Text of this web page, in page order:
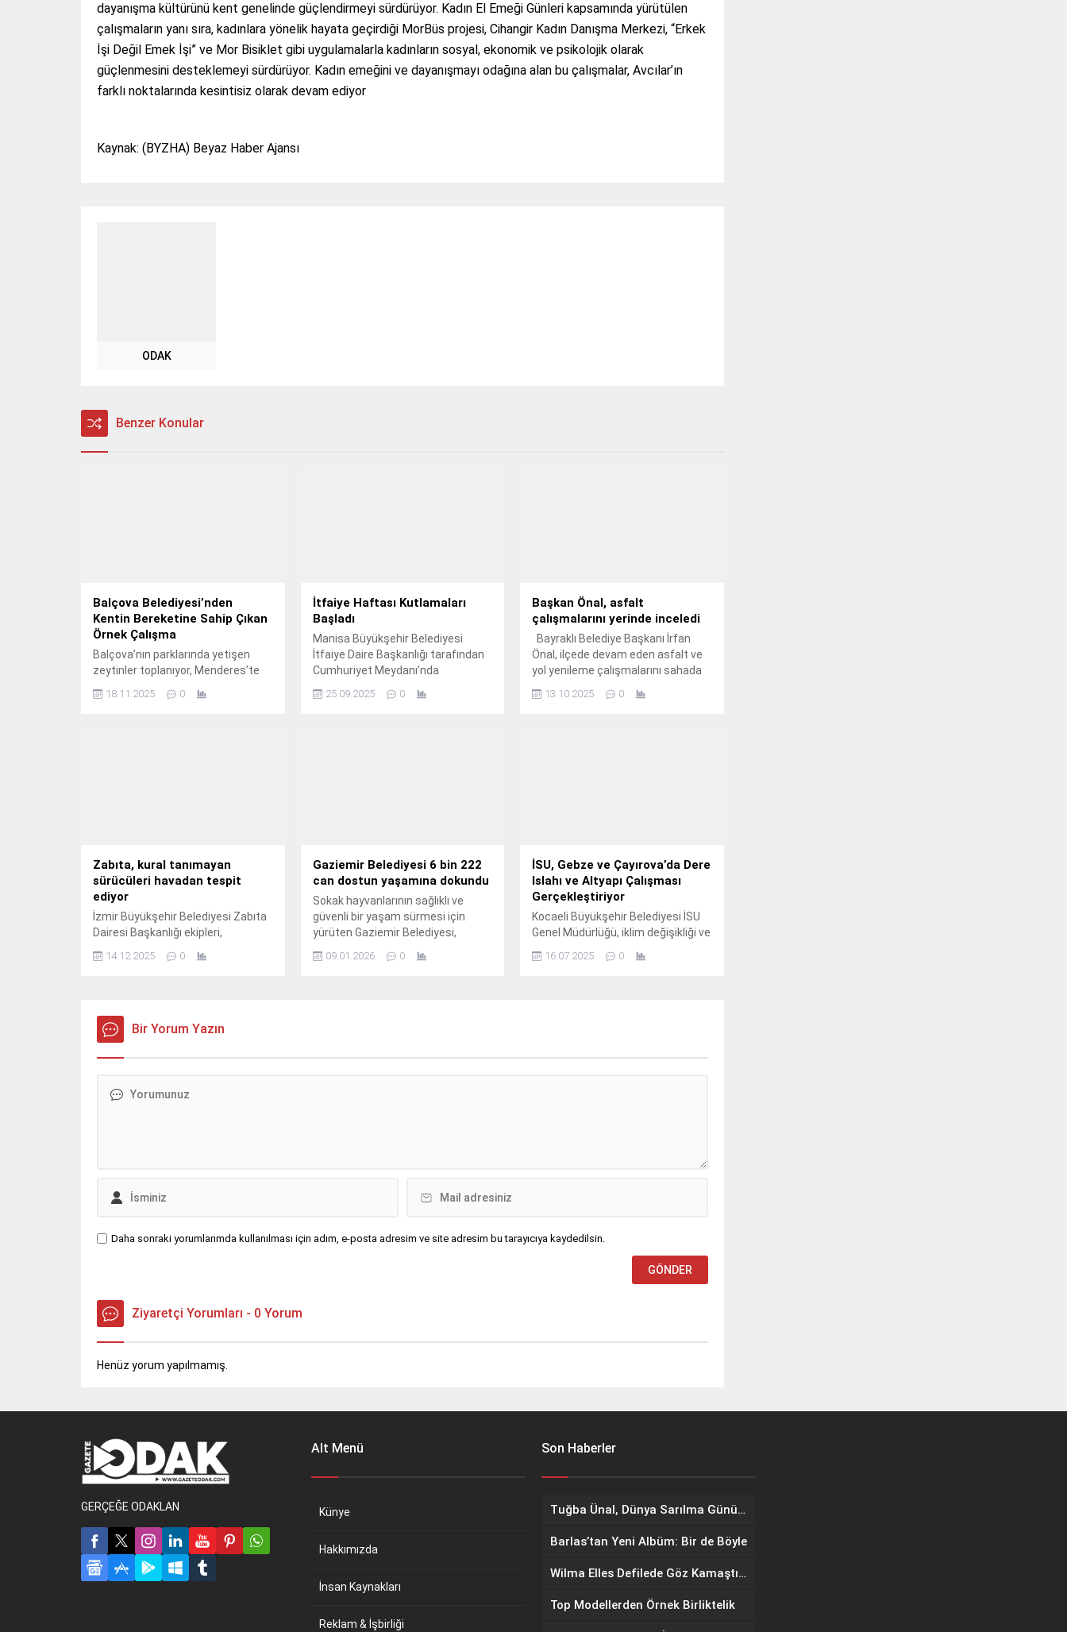
dayanışma kültürünü kent genelinde güçlendirmeyi sürdürüyor. Kadın El Emeği Günleri kapsamında yürütülen
çalışmaların yanı sıra, kadınlara yönelik hayata geçirdiği MorBüs projesi, Cihangir Kadın Danışma Merkezi, “Erkek
İşi Değil Emek İşi” ve Mor Bisiklet gibi uygulamalarla kadınların sosyal, ekonomik ve psikolojik olarak
güçlenmesini desteklemeyi sürdürüyor. Kadın emeğini ve dayanışmayı odağına alan bu çalışmalar, Avcılar’ın
farklı noktalarında kesintisiz olarak devam ediyor
Kaynak: (BYZHA) Beyaz Haber Ajansı
ODAK
Benzer Konular
Balçova Belediyesi’nden
Kentin Bereketine Sahip Çıkan
Örnek Çalışma
Balçova’nın parklarında yetişen
zeytinler toplanıyor, Menderes’te
işlenerek zeytinyağına
dönüştürülüyor.
18.11.2025 0
İtfaiye Haftası Kutlamaları
Başladı
Manisa Büyükşehir Belediyesi
İtfaiye Daire Başkanlığı tarafından
Cumhuriyet Meydanı’nda
düzenlenen çelenk sunma
töreniyle 25 Eylül – 1 Ekim İtfaiye
25.09.2025 0
Başkan Önal, asfalt
çalışmalarını yerinde inceledi
Bayraklı Belediye Başkanı İrfan
Önal, ilçede devam eden asfalt ve
yol yenileme çalışmalarını sahada
inceledi.
13.10.2025 0
Zabıta, kural tanımayan
sürücüleri havadan tespit
ediyor
İzmir Büyükşehir Belediyesi Zabıta
Dairesi Başkanlığı ekipleri,
korumak için ticari araçlara yönelik
14.12.2025 0
Gaziemir Belediyesi 6 bin 222
can dostun yaşamına dokundu
Sokak hayvanlarının sağlıklı ve
güvenli bir yaşam sürmesi için
yürüten Gaziemir Belediyesi,
kapsamında 2025 yılında 6 bin 188
09.01.2026 0
İSU, Gebze ve Çayırova’da Dere
Islahı ve Altyapı Çalışması
Gerçekleştiriyor
Kocaeli Büyükşehir Belediyesi İSU
Genel Müdürlüğü, iklim değişikliği ve
taşkınlara karşı dere ıslahı ve
16.07.2025 0
Bir Yorum Yazın
Daha sonraki yorumlarımda kullanılması için adım, e-posta adresim ve site adresim bu tarayıcıya kaydedilsin.
Ziyaretçi Yorumları - 0 Yorum
Henüz yorum yapılmamış.
GERÇEĞE ODAKLAN
Alt Menü
Künye
Hakkımızda
İnsan Kaynakları
Reklam & İşbirliği
Son Haberler
Tuğba Ünal, Dünya Sarılma Günü kapsamında hayranlarıyla buluştu
Barlas’tan Yeni Albüm: Bir de Böyle
Wilma Elles Defilede Göz Kamaştırdı, Kuliste Oğlunu Uyuttu
Top Modellerden Örnek Birliktelik